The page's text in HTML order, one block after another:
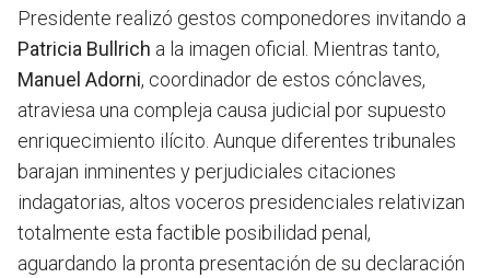
Presidente realizó gestos componedores invitando a
Patricia Bullrich a la imagen oficial. Mientras tanto,
Manuel Adorni, coordinador de estos cónclaves,
atraviesa una compleja causa judicial por supuesto
enriquecimiento ilícito. Aunque diferentes tribunales
barajan inminentes y perjudiciales citaciones
indagatorias, altos voceros presidenciales relativizan
totalmente esta factible posibilidad penal,
aguardando la pronta presentación de su declaración